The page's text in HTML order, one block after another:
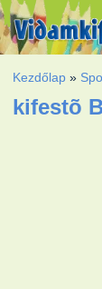
Kezdőlap »
kifestõ